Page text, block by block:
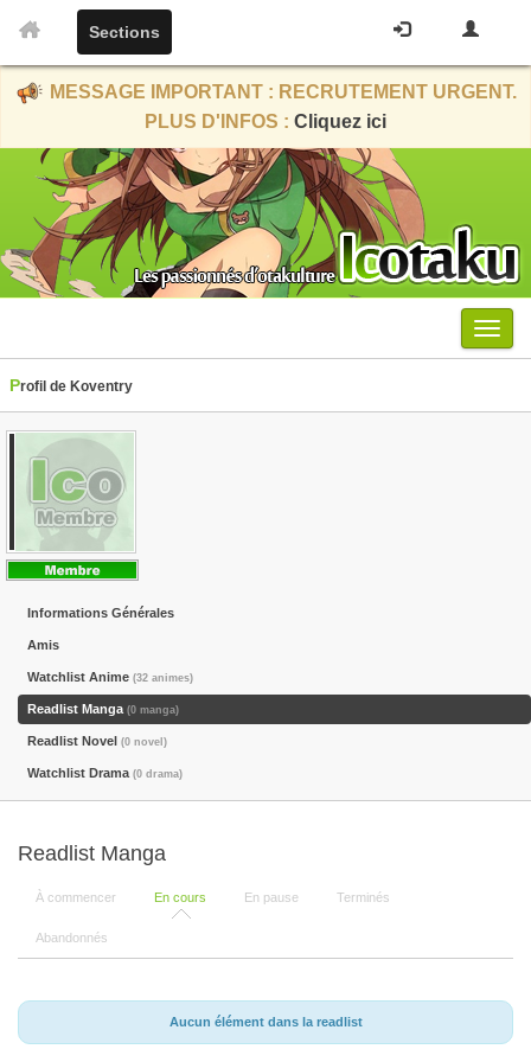
Sections
MESSAGE IMPORTANT : RECRUTEMENT URGENT.
PLUS D'INFOS : Cliquez ici
Menu
Profil de Koventry
Informations Générales
Amis
Watchlist Anime (32 animes)
Readlist Manga (0 manga)
Readlist Novel (0 novel)
Watchlist Drama (0 drama)
Readlist Manga
À commencer En cours En pause Terminés
Abandonnés
Aucun élément dans la readlist